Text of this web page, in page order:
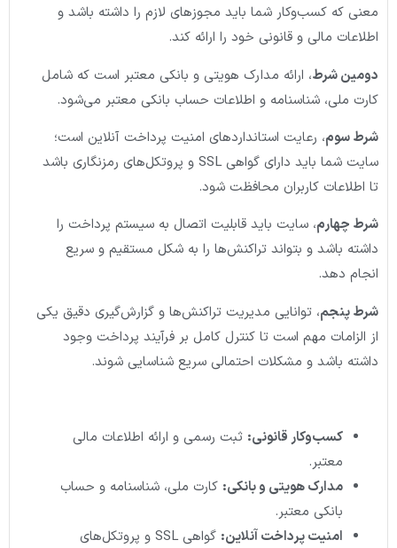
معنی که کسب‌وکار شما باید مجوزهای لازم را داشته باشد و
اطلاعات مالی و قانونی خود را ارائه کند.
دومین شرط، ارائه مدارک هویتی و بانکی معتبر است که شامل
کارت ملی، شناسنامه و اطلاعات حساب بانکی معتبر می‌شود.
شرط سوم، رعایت استانداردهای امنیت پرداخت آنلاین است؛
سایت شما باید دارای گواهی SSL و پروتکل‌های رمزنگاری باشد
تا اطلاعات کاربران محافظت شود.
شرط چهارم، سایت باید قابلیت اتصال به سیستم پرداخت را
داشته باشد و بتواند تراکنش‌ها را به شکل مستقیم و سریع
انجام دهد.
شرط پنجم، توانایی مدیریت تراکنش‌ها و گزارش‌گیری دقیق یکی
از الزامات مهم است تا کنترل کامل بر فرآیند پرداخت وجود
داشته باشد و مشکلات احتمالی سریع شناسایی شوند.
کسب‌وکار قانونی: ثبت رسمی و ارائه اطلاعات مالی
معتبر.
مدارک هویتی و بانکی: کارت ملی، شناسنامه و حساب
بانکی معتبر.
امنیت پرداخت آنلاین:
گواهی SSL و پروتکل‌های